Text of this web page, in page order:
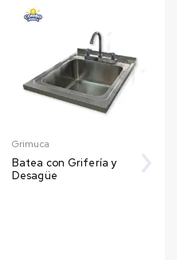
Grimuca
Batea con Grifería y
Desagüe